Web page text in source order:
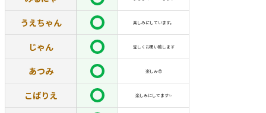
うえちゃん 楽しみにしています。
じゃん 宜しくお願い致します
あつみ 楽しみ😍
こばりえ 楽しみにしてます✨